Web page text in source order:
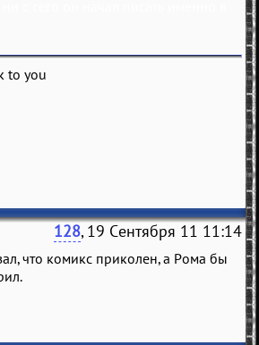
to you
128, 19 Сентября 11 11:14
что комикс приколен, а Рома бы